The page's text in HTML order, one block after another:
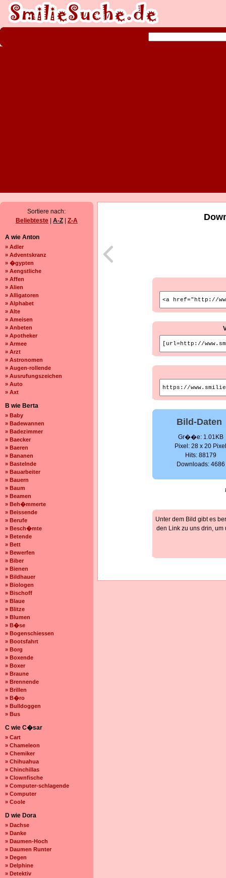
Sortiere nach:
Beliebteste
A-Z Z-A
A wie Anton
» Adler
» Adventskranz
» �gypten
» Aengstliche
» Affen
» Alien
» Alligatoren
» Alphabet
» Alte
» Ameisen
» Anbeten
» Apotheker
» Armee
» Arzt
» Astronomen
» Augen-rollende
» Ausrufungszeichen
» Auto
» Axt
B wie Berta
» Baby
» Badewannen
» Badezimmer
» Baecker
» Baeren
» Bananen
» Bastelnde
» Bauarbeiter
» Bauern
» Baum
» Beamen
» Beh�mmerte
» Beissende
» Berufe
» Besch�mte
» Betende
» Bett
» Bewerfen
» Biber
» Bienen
» Bildhauer
» Biologen
» Bischoff
» Blaue
» Blitze
» Blumen
» B�se
» Bogenschiessen
» Bootsfahrt
» Borg
» Boxende
» Boxer
» Braune
» Brennende
» Brillen
» B�ro
» Bulldoggen
» Bus
C wie C�sar
» Cart
» Chameleon
» Chemiker
» Chihuahua
» Chinchillas
» Clownfische
» Computer-schlagende
» Computer
» Coole
D wie Dora
» Dachse
» Danke
» Daumen-Hoch
» Daumen Runter
» Degen
» Delphine
» Detektiv
Bild-Daten
Gr��e: 1.01KB
Pixel: 28 x 20
Hits: 88179
Downloads: 4686
Unter dem Bild gibt es
den Link zu uns drin,